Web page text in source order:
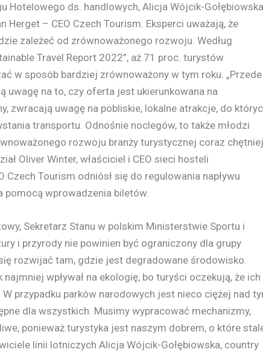
Hotelowego ds. handlowych, Alicja Wójcik-Gołębiowska
Herget – CEO Czech Tourism. Eksperci uważają, że
zależeć od zrównoważonego rozwoju. Według
Travel Report 2022”, aż 71 proc. turystów
w sposób bardziej zrównoważony w tym roku. „Przede
uwagę na to, czy oferta jest ukierunkowana na
zwracają uwagę na pobliskie, lokalne atrakcje, do
transportu. Odnośnie noclegów, to także młodzi
rozwoju branży turystycznej coraz chętniej
Oliver Winter, właściciel i CEO sieci hosteli
Czech Tourism odniósł się do regulowania napływu
wprowadzenia biletów.
Sekretarz Stanu w polskim Ministerstwie Sportu i
i przyrody nie powinien być ograniczony dla grupy
rozwijać tam, gdzie jest degradowane środowisko.
wpływał na ekologię, bo turyści oczekują, że ich
przypadku parków narodowych jest nieco ciężej nad
dla wszystkich. Musimy wypracować mechanizmy,
ponieważ turystyka jest naszym dobrem, o które
linii lotniczych Alicja Wójcik-Gołębiowska, country